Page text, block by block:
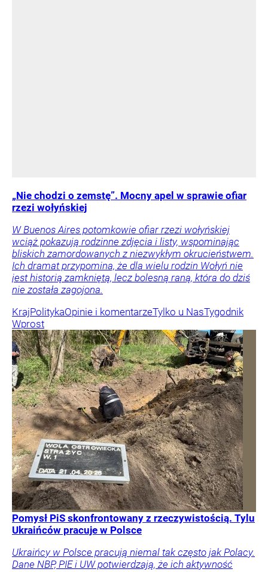
„Nie chodzi o zemstę”. Mocny apel w sprawie ofiar
rzezi wołyńskiej
W Buenos Aires potomkowie ofiar rzezi wołyńskiej
wciąż pokazują rodzinne zdjęcia i listy, wspominając
bliskich zamordowanych z niezwykłym okrucieństwem.
Ich dramat przypomina, że dla wielu rodzin Wołyń nie
jest historią zamkniętą, lecz bolesną raną, która do dziś
nie została zagojona.
KrajPolitykaOpinie i komentarzeTylko u NasTygodnik
Wprost
Pomysł PiS skonfrontowany z rzeczywistością. Tylu
Ukraińców pracuje w Polsce
Ukraińcy w Polsce pracują niemal tak często jak Polacy.
Dane NBP, PIE i UW potwierdzają, że ich aktywność